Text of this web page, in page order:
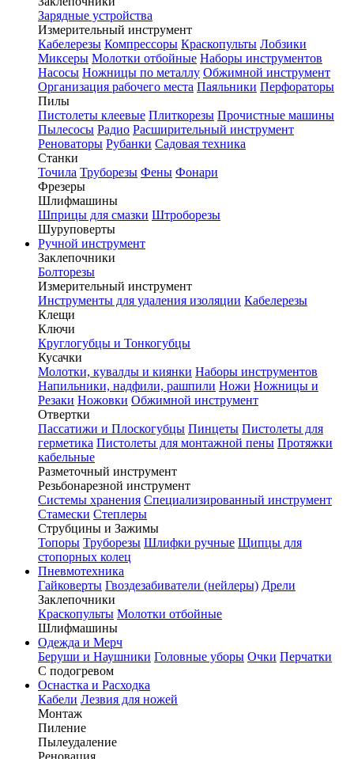
Зарядные устройства
Измерительный инструмент
Кабелерезы Компрессоры Краскопульты Лобзики
Миксеры Молотки отбойные Наборы инструментов
Насосы Ножницы по металлу Обжимной инструмент
Организация рабочего места Паяльники Перфораторы
Пилы
Пистолеты клеевые Плиткорезы Прочистные машины
Пылесосы Радио Расширительный инструмент
Реноваторы Рубанки Садовая техника
Станки
Точила Труборезы Фены Фонари
Фрезеры
Шлифмашины
Шприцы для смазки Штроборезы
Шуруповерты
Ручной инструмент
Заклепочники
Болторезы
Измерительный инструмент
Инструменты для удаления изоляции Кабелерезы
Клещи
Ключи
Круглогубцы и Тонкогубцы
Кусачки
Молотки, кувалды и киянки Наборы инструментов
Напильники, надфили, рашпили Ножи Ножницы и
Резаки Ножовки Обжимной инструмент
Отвертки
Пассатижи и Плоскогубцы Пинцеты Пистолеты для
герметика Пистолеты для монтажной пены Протяжки
кабельные
Разметочный инструмент
Резьбонарезной инструмент
Системы хранения Специализированный инструмент
Стамески Степлеры
Струбцины и Зажимы
Топоры Труборезы Шлифки ручные Щипцы для
стопорных колец
Пневмотехника
Гайковерты Гвоздезабиватели (нейлеры) Дрели
Заклепочники
Краскопульты Молотки отбойные
Шлифмашины
Одежда и Мерч
Беруши и Наушники Головные уборы Очки Перчатки
С подогревом
Оснастка и Расходка
Кабели Лезвия для ножей
Монтаж
Пиление
Пылеудаление
Реновация